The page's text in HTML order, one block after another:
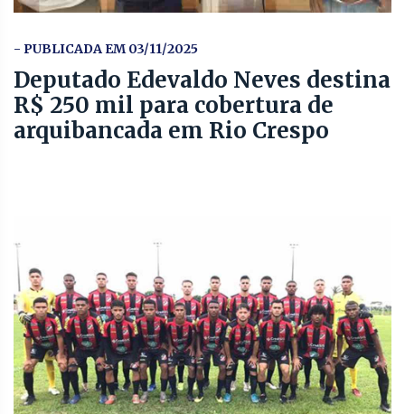
- PUBLICADA EM 03/11/2025
Deputado Edevaldo Neves destina
R$ 250 mil para cobertura de
arquibancada em Rio Crespo